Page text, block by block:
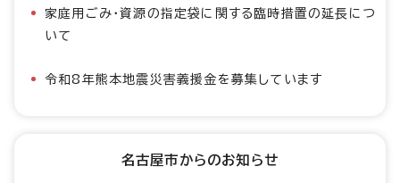
家庭用ごみ・資源の指定袋に関する臨時措置の延長につ
いて
令和8年熊本地震災害義援金を募集しています
名古屋市からのお知らせ